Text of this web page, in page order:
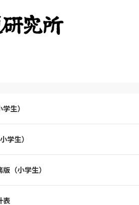
生）
学生）
（小学生）
表